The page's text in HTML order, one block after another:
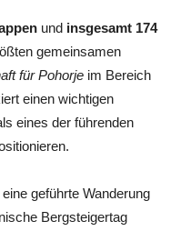
und insgesamt 174
gemeinsamen
für Pohorje im Bereich
einen wichtigen
eines der führenden
geführte Wanderung
Bergsteigertag